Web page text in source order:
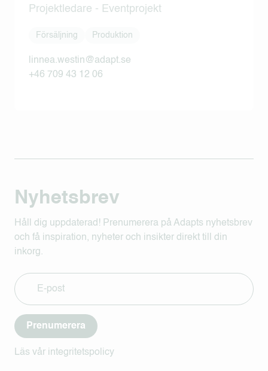
Projektledare - Eventprojekt
Försäljning Produktion
linnea.westin@adapt.se
+46 709 43 12 06
Nyhetsbrev
Håll dig uppdaterad! Prenumerera på Adapts nyhetsbrev
och få inspiration, nyheter och insikter direkt till din
inkorg.
Prenumerera
Läs vår integritetspolicy